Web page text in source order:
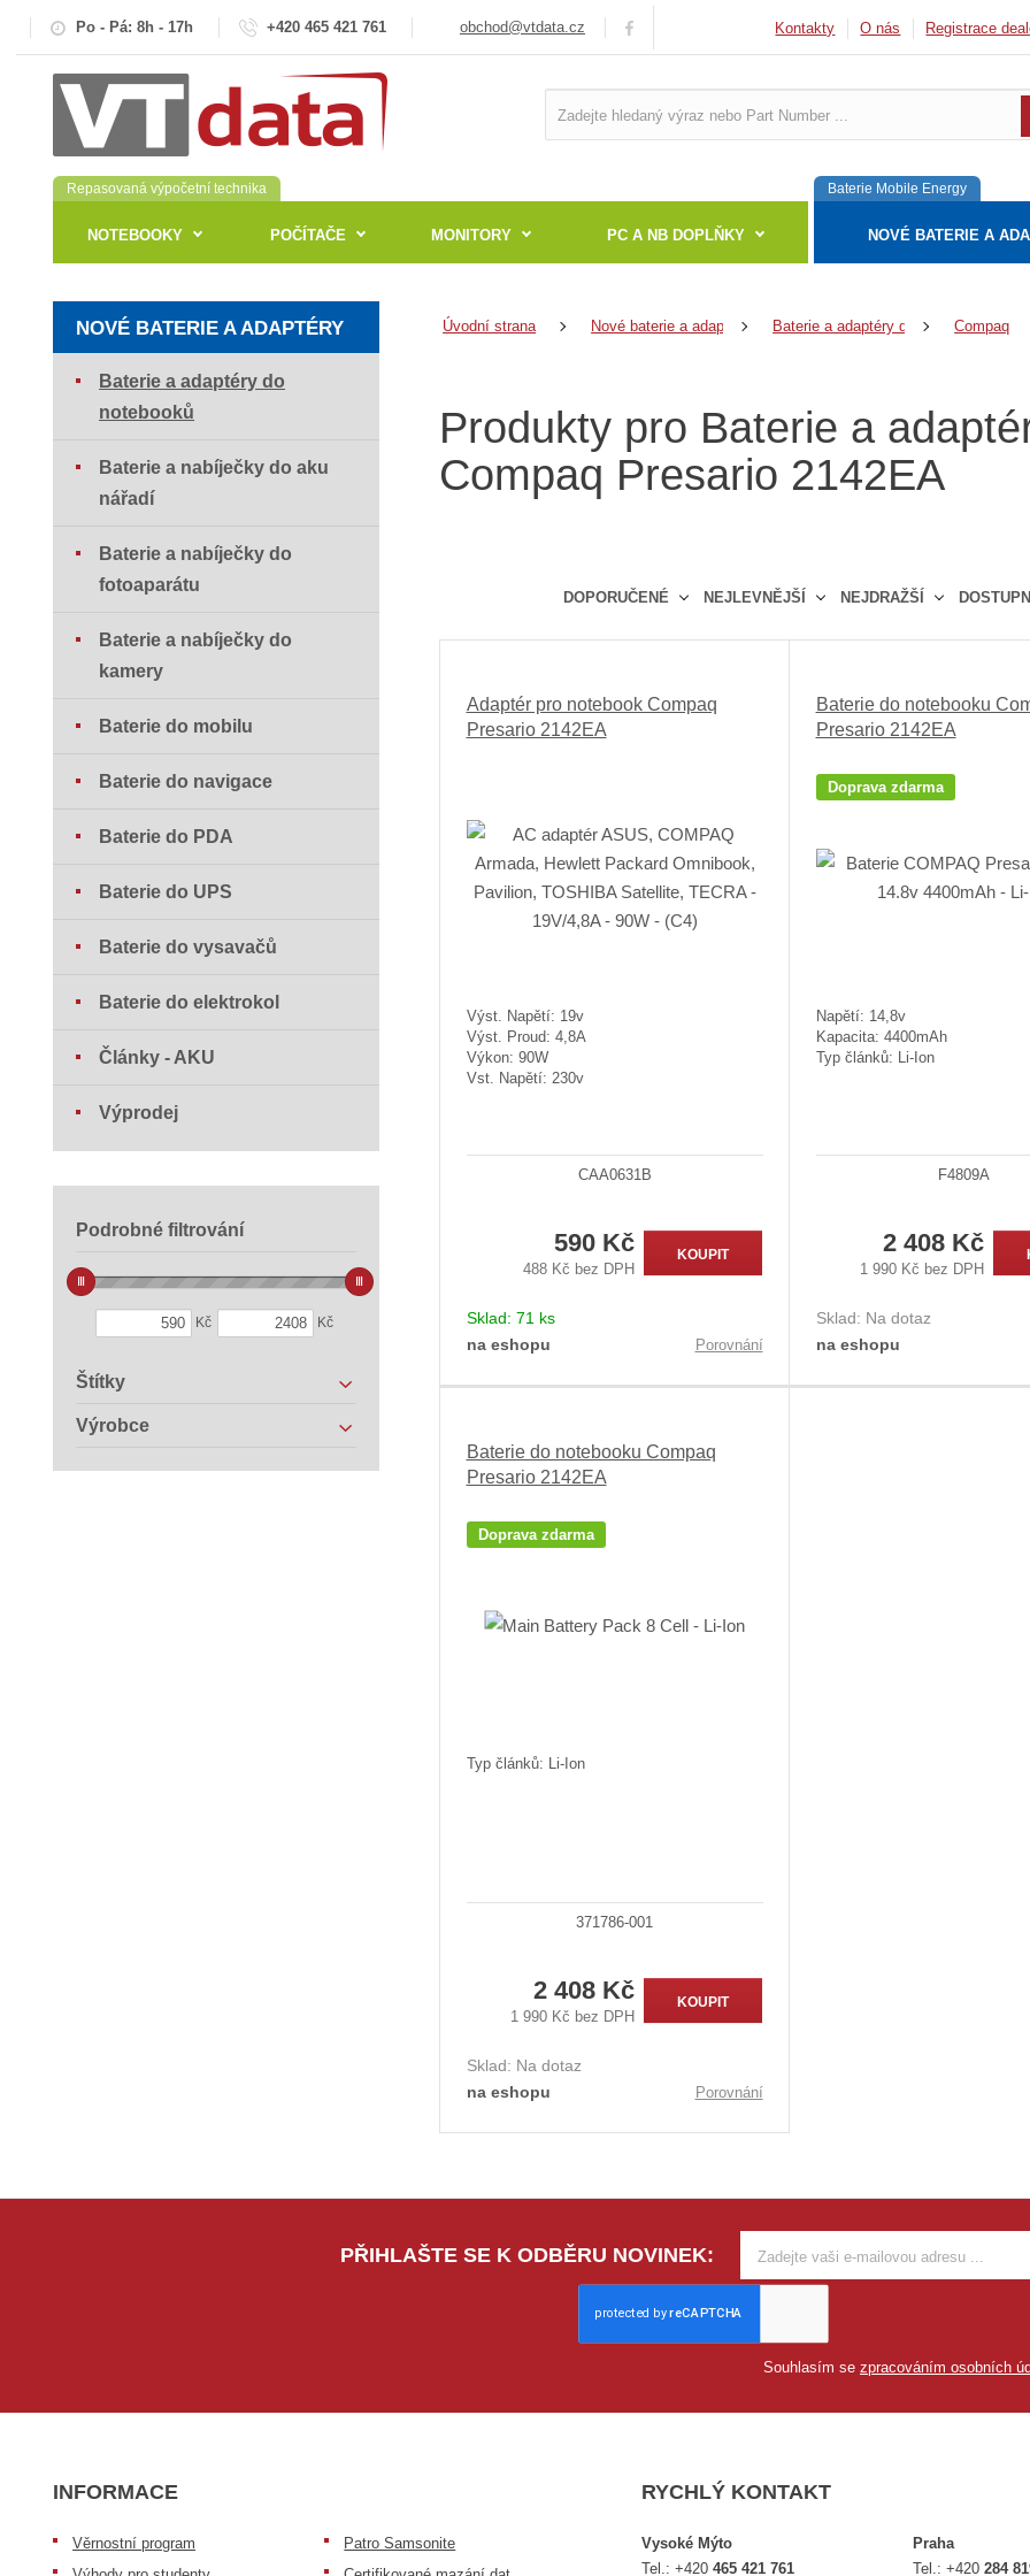
Po - Pá: 8h - 17h +420 465 421 761 obchod@vtdata.cz Kontakty O nás Registrace
Repasovaná výpočetní technika
NOTEBOOKY POČÍTAČE MONITORY PC A NB DOPLŇKY
Baterie Mobile Energy
NOVÉ BATERIE A
Úvodní strana Nové baterie a adaptéry Baterie a adaptéry do notebooků
Compaq
Produkty pro Baterie a
Compaq Presario 2142EA
DOPORUČENÉ NEJLEVNĚJŠÍ NEJDRAŽŠÍ
e
d
u
Adaptér pro notebook Compaq
Presario 2142EA
Výst. Napětí: 19v
Výst. Proud: 4,8A
Výkon: 90W
Vst. Napětí: 230v
CAA0631B
590 Kč
488 Kč bez DPH
KOUPIT
Sklad: 71 ks
na eshopu
Porovnání
Baterie do notebooku
Presario 2142EA
Doprava zdarma
Napětí: 14,8v
Kapacita: 4400mAh
Typ článků: Li-Ion
F4809A
2 408 Kč
1 990 Kč bez DPH
Sklad: Na dotaz
na eshopu
Baterie do notebooku Compaq
Presario 2142EA
Doprava zdarma
Typ článků: Li-Ion
371786-001
2 408 Kč
1 990 Kč bez DPH
KOUPIT
Sklad: Na dotaz
na eshopu
Porovnání
NOVÉ BATERIE A ADAPTÉRY
Baterie a adaptéry do
notebooků
Baterie a nabíječky do aku
nářadí
Baterie a nabíječky do
fotoaparátu
Baterie a nabíječky do
kamery
Baterie do mobilu
Baterie do navigace
Baterie do PDA
Baterie do UPS
Baterie do vysavačů
Baterie do elektrokol
Články - AKU
Výprodej
Podrobné filtrování
Kč Kč
Štítky
Výrobce
PŘIHLAŠTE SE K ODBĚRU NOVINEK:
Souhlasím se zpracováním osobních
INFORMACE
Věrnostní program
Patro Samsonite
RYCHLÝ KONTAKT
Vysoké Mýto
Tel.:+420465 421 761
Praha
Tel.:+420284